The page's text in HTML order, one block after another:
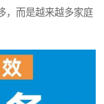
，而是越来越多家庭